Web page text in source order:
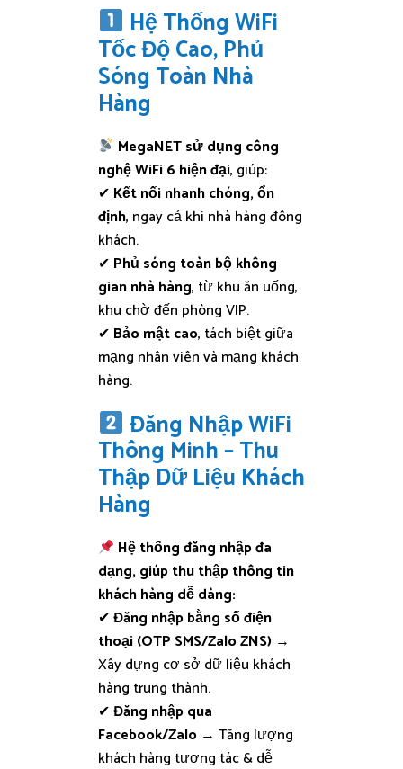
Hệ Thống WiFi
Tốc Độ Cao, Phủ
Sóng Toàn Nhà
Hàng
MegaNET sử dụng công
nghệ WiFi 6 hiện đại, giúp:
✔ Kết nối nhanh chóng, ổn
định, ngay cả khi nhà hàng đông
khách.
✔ Phủ sóng toàn bộ không
gian nhà hàng, từ khu ăn uống,
khu chờ đến phòng VIP.
✔ Bảo mật cao, tách biệt giữa
mạng nhân viên và mạng khách
hàng.
Đăng Nhập WiFi
Thông Minh – Thu
Thập Dữ Liệu Khách
Hàng
Hệ thống đăng nhập đa
dạng, giúp thu thập thông tin
khách hàng dễ dàng:
✔Đăng nhập bằng số điện
thoại (OTP SMS/Zalo ZNS) →
Xây dựng cơ sở dữ liệu khách
hàng trung thành.
✔Đăng nhập qua
Facebook/Zalo → Tăng lượng
khách hàng tương tác & dễ